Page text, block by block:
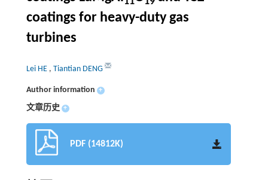
coatings for heavy-duty gas
turbines
Lei HE , Tiantian DENG
Author information +
文章历史 +
PDF (14812K)